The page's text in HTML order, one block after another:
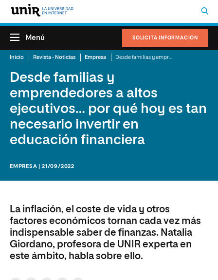
SOLICITA INFORMACIÓN
Menú
Inicio Revista - Noticias Empresa
Desde familias y
emprendedores a altos
ejecutivos… por qué hoy es tan
necesario invertir en
educación financiera
EMPRESA | 21/09/2022
La inflación, el coste de vida y otros
factores económicos tornan cada vez más
indispensable saber de finanzas. Natalia
Giordano, profesora de UNIR experta en
este ámbito, habla sobre ello.